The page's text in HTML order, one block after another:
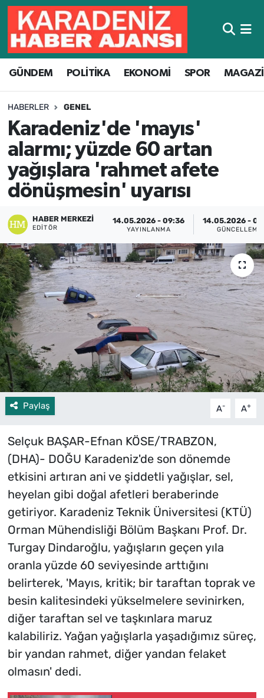
GÜNDEM POLİTİKA EKONOMİ SPOR
HABERLER GENEL
Karadeniz'de 'mayıs'
alarmı; yüzde 60 artan
yağışlara 'rahmet afete
dönüşmesin' uyarısı
HABER MERKEZI
EDITÖR
14.05.2026 - 09:36
YAYINLANMA
14.05.2026 -
GÜNCELLEME
Paylaş A- A+
Selçuk BAŞAR-Efnan KÖSE/TRABZON,
(DHA)- DOĞU Karadeniz'de son dönemde
etkisini artıran ani ve şiddetli yağışlar, sel,
heyelan gibi doğal afetleri beraberinde
getiriyor. Karadeniz Teknik Üniversitesi (KTÜ)
Orman Mühendisliği Bölüm Başkanı Prof. Dr.
Turgay Dindaroğlu, yağışların geçen yıla
oranla yüzde 60 seviyesinde arttığını
belirterek, 'Mayıs, kritik; bir taraftan toprak ve
besin kalitesindeki yükselmelere sevinirken,
diğer taraftan sel ve taşkınlara maruz
kalabiliriz. Yağan yağışlarla yaşadığımız süreç,
bir yandan rahmet, diğer yandan felaket
olmasın' dedi.
Hava Durumu
Trafik Durumu
Süper Lig Puan Durumu ve Fikstür
Tüm Manşetler
Son Dakika Haberleri
Haber Arşivi